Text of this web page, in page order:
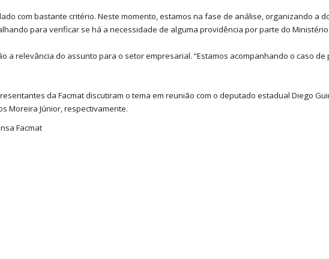
com bastante critério. Neste momento, estamos na fase de análise, organizando a
para verificar se há a necessidade de alguma providência por parte do Ministério
a relevância do assunto para o setor empresarial. “Estamos acompanhando o caso
da Facmat discutiram o tema em reunião com o deputado estadual Diego
Moreira Júnior, respectivamente.
Facmat